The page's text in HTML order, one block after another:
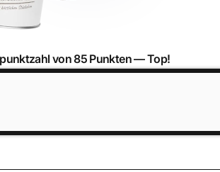
von 85 Punkten —Top!